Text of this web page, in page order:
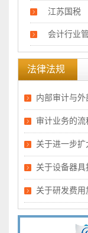
江苏国税
会计行业
法律法规
内部审计与外
审计业务的流
关于设备器
关于研发费